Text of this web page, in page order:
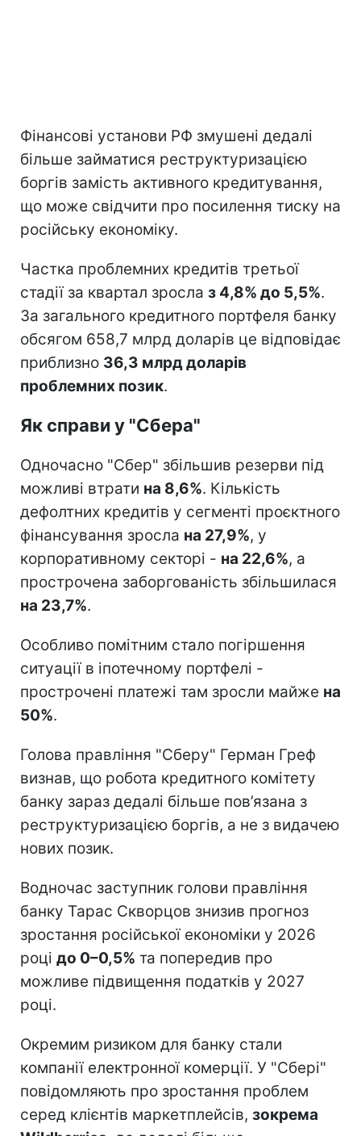
Фінансові установи РФ змушені дедалі
більше займатися реструктуризацією
боргів замість активного кредитування,
що може свідчити про посилення тиску на
російську економіку.
Частка проблемних кредитів третьої
стадії за квартал зросла з 4,8% до 5,5%.
За загального кредитного портфеля банку
обсягом 658,7 млрд доларів це відповідає
приблизно 36,3 млрд доларів
проблемних позик.
Як справи у "Сбера"
Одночасно "Сбер" збільшив резерви під
можливі втрати на 8,6%. Кількість
дефолтних кредитів у сегменті проєктного
фінансування зросла на 27,9%, у
корпоративному секторі - на 22,6%, а
прострочена заборгованість збільшилася
на 23,7%.
Особливо помітним стало погіршення
ситуації в іпотечному портфелі -
прострочені платежі там зросли майже на
50%.
Голова правління "Сберу" Герман Греф
визнав, що робота кредитного комітету
банку зараз дедалі більше пов’язана з
реструктуризацією боргів, а не з видачею
нових позик.
Водночас заступник голови правління
банку Тарас Скворцов знизив прогноз
зростання російської економіки у 2026
році до 0–0,5% та попередив про
можливе підвищення податків у 2027
році.
Окремим ризиком для банку стали
компанії електронної комерції. У "Сбері"
повідомляють про зростання проблем
серед клієнтів маркетплейсів, зокрема